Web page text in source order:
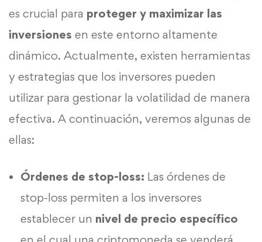
es crucial para proteger y maximizar las
inversiones en este entorno altamente
dinámico. Actualmente, existen herramientas
y estrategias que los inversores pueden
utilizar para gestionar la volatilidad de manera
efectiva. A continuación, veremos algunas de
ellas:
Órdenes de stop-loss: Las órdenes de
stop-loss permiten a los inversores
establecer un nivel de precio específico